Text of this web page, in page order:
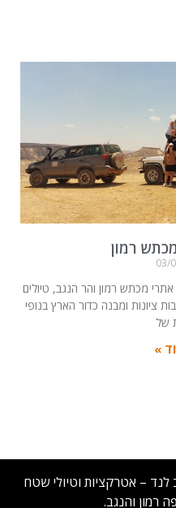
רמון
03/
אתרי מכתש רמון והר הנגב, טיולים
ציונות ומבנה כדור הארץ בנופי
של
»
לנד – אטרקציות וטיולי שטח
רמון והנגב.